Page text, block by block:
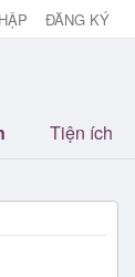
ĐĂNG KÝ
Tiện ích